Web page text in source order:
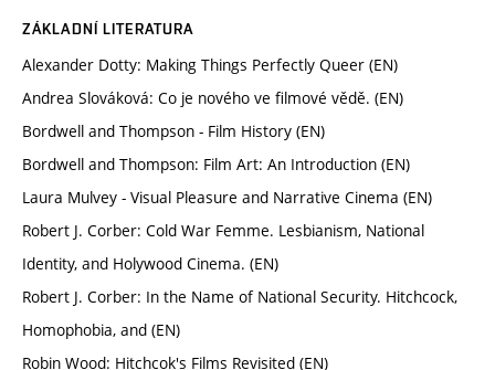
ZÁKLADNÍ LITERATURA
Alexander Dotty: Making Things Perfectly Queer (EN)
Andrea Slováková: Co je nového ve filmové vědě. (EN)
Bordwell and Thompson - Film History (EN)
Bordwell and Thompson: Film Art: An Introduction (EN)
Laura Mulvey - Visual Pleasure and Narrative Cinema (EN)
Robert J. Corber: Cold War Femme. Lesbianism, National
Identity, and Holywood Cinema. (EN)
Robert J. Corber: In the Name of National Security. Hitchcock,
Homophobia, and (EN)
Robin Wood: Hitchcok's Films Revisited (EN)